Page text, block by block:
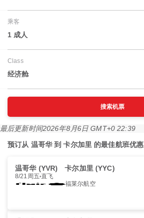
乘客
1 成人
Class
经济舱
搜索机票
最后更新时间2026年8月6日 GMT+0 22:39
预订从 温哥华 到 卡尔加里 的最佳航班优惠
温哥华 (YVR) 卡尔加里 (YYC)
8/21周五 直飞
福莱尔航空